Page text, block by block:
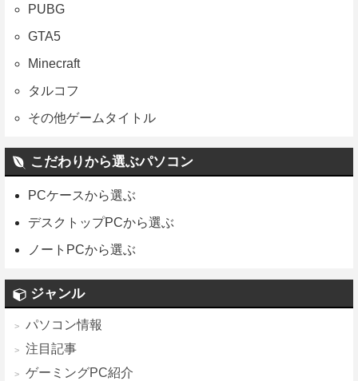
PUBG
GTA5
Minecraft
タルコフ
その他ゲームタイトル
こだわりから選ぶパソコン
PCケースから選ぶ
デスクトップPCから選ぶ
ノートPCから選ぶ
ジャンル
パソコン情報
注目記事
ゲーミングPC紹介